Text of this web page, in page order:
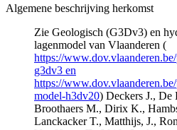
Algemene beschrijving herkomst
Zie Geologisch (G3Dv3) en
lagenmodel van Vlaanderen (
https://
g3dv3 en
https://
model-h3dv20) Deckers J., De
Broothaers M., Dirix K.,
Lanckacker T., Matthijs, J.,